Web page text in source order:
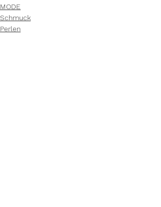
MODE
Schmuck
Perlen